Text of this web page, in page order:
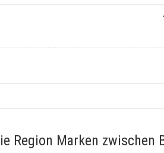
Region Marken zwischen